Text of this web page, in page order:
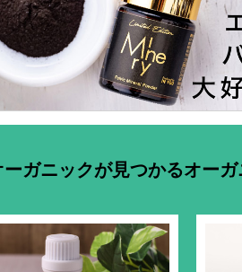
ガニックが見つかるオー